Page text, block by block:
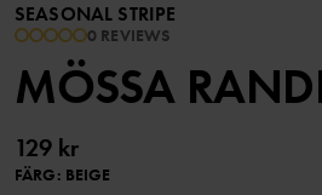
SEASONAL STRIPE
0 REVIEWS
MÖSSA
129 kr
FÄRG: BEIGE